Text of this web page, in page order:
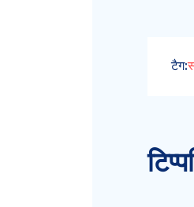
टैग: